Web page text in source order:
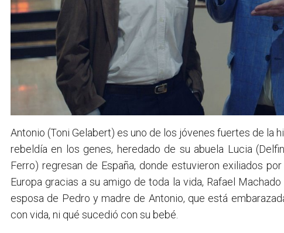
Antonio (Toni Gelabert) es uno de los jóvenes fuertes de la
rebeldía en los genes, heredado de su abuela Lucia
Ferro) regresan de España, donde estuvieron exiliados
Europa gracias a su amigo de toda la vida, Rafael
esposa de Pedro y madre de Antonio, que está
con vida, ni qué sucedió con su bebé.